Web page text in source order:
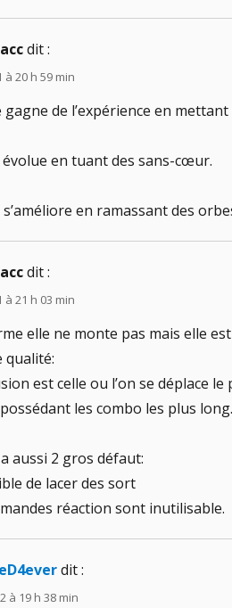
dit :
à 20 h 59 min
gagne de l’expérience en mettant
évolue en tuant des sans-cœur.
en ramassant des
dit :
à 21 h 03 min
elle ne monte pas mais elle
qualité:
est celle ou l’on se déplace le
les combo les plus long.
aussi 2 gros défaut:
de lacer des sort
réaction sont inutilisable.
dit :
à 19 h 38 min